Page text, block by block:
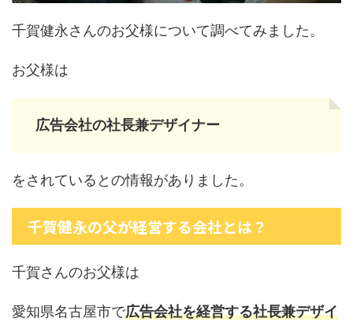
千賀健永さんのお父様について調べてみました。
お父様は
広告会社の社長兼デザイナー
をされているとの情報がありました。
千賀健永の父が経営する会社とは？
千賀さんのお父様は
愛知県名古屋市で広告会社を経営する社長兼デザイ